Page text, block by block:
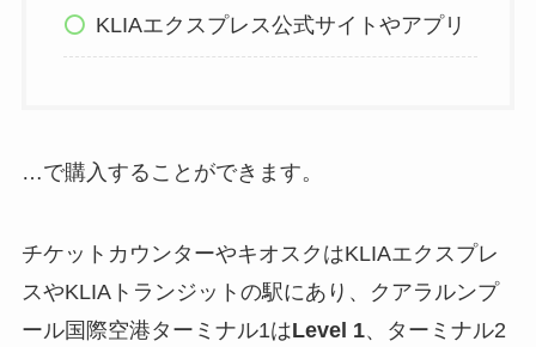
KLIAエクスプレス公式サイトやアプリ
…で購入することができます。
チケットカウンターやキオスクはKLIAエクスプレ
スやKLIAトランジットの駅にあり、クアラルンプ
ール国際空港ターミナル1はLevel 1、ターミナル2